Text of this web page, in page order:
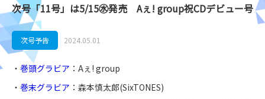
次号「11号」は5/15㊌発売 Aぇ! group祝CDデビュー号
次号予告 2024.05.01
・ 巻頭グラビア ：Aぇ! group
・ 巻末グラビア ：森本慎太郎(SixTONES)